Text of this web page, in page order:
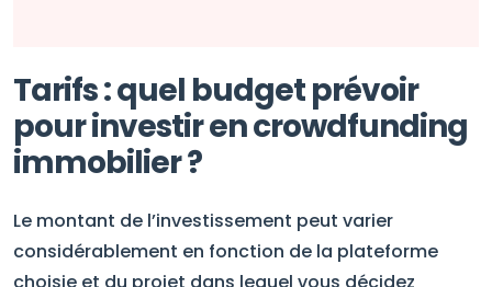
Tarifs : quel budget prévoir
pour investir en crowdfunding
immobilier ?
Le montant de l’investissement peut varier
considérablement en fonction de la plateforme